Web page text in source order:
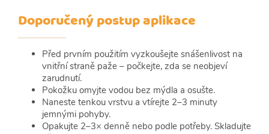
Doporučený postup aplikace
Před prvním použitím vyzkoušejte snášenlivost na
vnitřní straně paže – počkejte, zda se neobjeví
zarudnutí.
Pokožku omyjte vodou bez mýdla a osušte.
Naneste tenkou vrstvu a vtírejte 2–3 minuty
jemnými pohyby.
Opakujte 2–3× denně nebo podle potřeby. Skladujte